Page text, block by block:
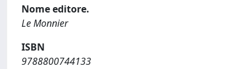
Nome editore.
Le Monnier
ISBN
9788800744133